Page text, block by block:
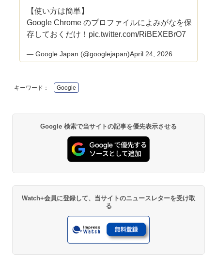
【使い方は簡単】
Google Chrome のプロファイルによみがなを保
存しておくだけ！ pic.twitter.com/RiBEXEBrO7
— Google Japan (@googlejapan)April 24, 2026
キーワード： Google
Google 検索で当サイトの記事を優先表示させる
Watch+会員に登録して、当サイトのニュースレターを受け取
る